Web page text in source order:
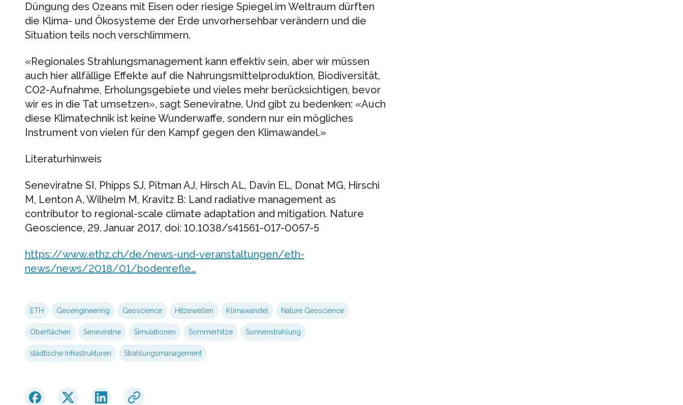
Düngung des Ozeans mit Eisen oder riesige Spiegel im Weltraum dürften
die Klima- und Ökosysteme der Erde unvorhersehbar verändern und die
Situation teils noch verschlimmern.
«Regionales Strahlungsmanagement kann effektiv sein, aber wir müssen
auch hier allfällige Effekte auf die Nahrungsmittelproduktion, Biodiversität,
CO2-Aufnahme, Erholungsgebiete und vieles mehr berücksichtigen, bevor
wir es in die Tat umsetzen», sagt Seneviratne. Und gibt zu bedenken: «Auch
diese Klimatechnik ist keine Wunderwaffe, sondern nur ein mögliches
Instrument von vielen für den Kampf gegen den Klimawandel.»
Literaturhinweis
Seneviratne SI, Phipps SJ, Pitman AJ, Hirsch AL, Davin EL, Donat MG, Hirschi
M, Lenton A, Wilhelm M, Kravitz B: Land radiative management as
contributor to regional-scale climate adaptation and mitigation. Nature
Geoscience, 29. Januar 2017, doi: 10.1038/s41561-017-0057-5
https://www.ethz.ch/de/news-und-veranstaltungen/eth-
news/news/2018/01/bodenrefle…
ETH Geoengineering Geoscience Hitzewellen Klimawandel Nature Geoscience
Oberflächen Seneviratne Simulationen Sommerhitze Sonnenstrahlung
städtische Infrastrukturen Strahlungsmanagement